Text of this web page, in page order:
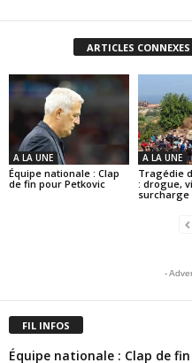
ARTICLES CONNEXES
A LA UNE
Équipe nationale : Clap
de fin pour Petkovic
A LA UNE
Tragédie
: drogue,
surcharge
-
FIL INFOS
Équipe nationale : Clap de